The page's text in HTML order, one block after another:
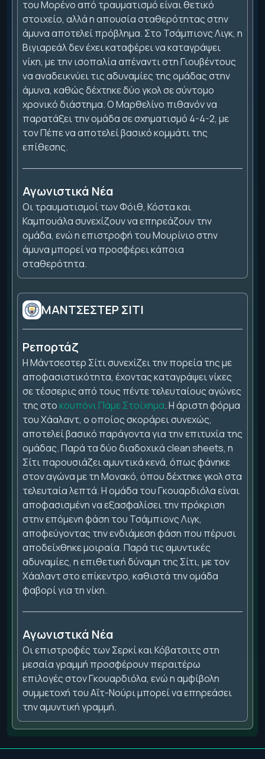
του Μορένο από τραυματισμό είναι θετικό
στοιχείο, αλλά η απουσία σταθερότητας στην
άμυνα αποτελεί πρόβλημα. Στο Τσάμπιονς Λιγκ, η
Βιγιαρεάλ δεν έχει καταφέρει να καταγράψει
νίκη, με την ισοπαλία απέναντι στη Γιουβέντους
να αναδεικνύει τις αδυναμίες της ομάδας στην
άμυνα, καθώς δέχτηκε δύο γκολ σε σύντομο
χρονικό διάστημα. Ο Μαρθελίνο πιθανόν να
παρατάξει την ομάδα σε σχηματισμό 4-4-2, με
τον Πέπε να αποτελεί βασικό κομμάτι της
επίθεσης.
Αγωνιστικά Νέα
Οι τραυματισμοί των Φόιθ, Κόστα και
Καμπουάλα συνεχίζουν να επηρεάζουν την
ομάδα, ενώ η επιστροφή του Μουρίνιο στην
άμυνα μπορεί να προσφέρει κάποια
σταθερότητα.
ΜΑΝΤΣΕΣΤΕΡ ΣΙΤΙ
Ρεπορτάζ
Η Μάντσεστερ Σίτι συνεχίζει την πορεία της με
αποφασιστικότητα, έχοντας καταγράψει νίκες
σε τέσσερις από τους πέντε τελευταίους αγώνες
της στο κουπόνι Πάμε Στοίχημα. Η άριστη φόρμα
του Χάαλαντ, ο οποίος σκοράρει συνεχώς,
αποτελεί βασικό παράγοντα για την επιτυχία της
ομάδας. Παρά τα δύο διαδοχικά clean sheets, η
Σίτι παρουσιάζει αμυντικά κενά, όπως φάνηκε
στον αγώνα με τη Μονακό, όπου δέχτηκε γκολ στα
τελευταία λεπτά. Η ομάδα του Γκουαρδιόλα είναι
αποφασισμένη να εξασφαλίσει την πρόκριση
στην επόμενη φάση του Τσάμπιονς Λιγκ,
αποφεύγοντας την ενδιάμεση φάση που πέρυσι
αποδείχθηκε μοιραία. Παρά τις αμυντικές
αδυναμίες, η επιθετική δύναμη της Σίτι, με τον
Χάαλαντ στο επίκεντρο, καθιστά την ομάδα
φαβορί για τη νίκη.
Αγωνιστικά Νέα
Οι επιστροφές των Σερκί και Κόβατσιτς στη
μεσαία γραμμή προσφέρουν περαιτέρω
επιλογές στον Γκουαρδιόλα, ενώ η αμφίβολη
συμμετοχή του Αΐτ-Νούρι μπορεί να επηρεάσει
την αμυντική γραμμή.